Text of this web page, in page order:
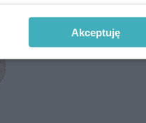
Akceptuję